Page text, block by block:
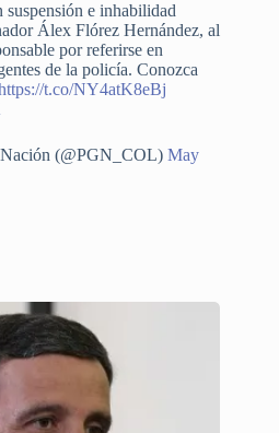
suspensión e inhabilidad
Álex Flórez Hernández, al
por referirse en
de la policía. Conozca
t.co/NY4atK8eBj
(@PGN_COL) May